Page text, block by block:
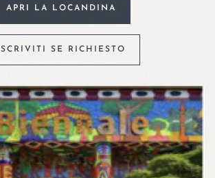
APRI LA LOCANDINA
ISCRIVITI SE RICHIESTO